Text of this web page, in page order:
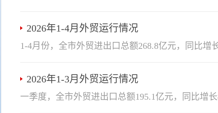
2026年1-4月外贸运行情况
2026年1-3月外贸运行情况